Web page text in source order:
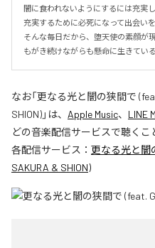
闇に食われないようにするには充実
充実するために必死になって出会い
そんな毎日だから、堕天使の素顔が
もがき続けながらも懸命に生きている
なお「更なる光と闇の狭間で
SHION)」は、 Apple Music、 LINE
どの音楽配信サービスで聴くこ
各配信サービス： 更なる光と闇
SAKURA & SHION)